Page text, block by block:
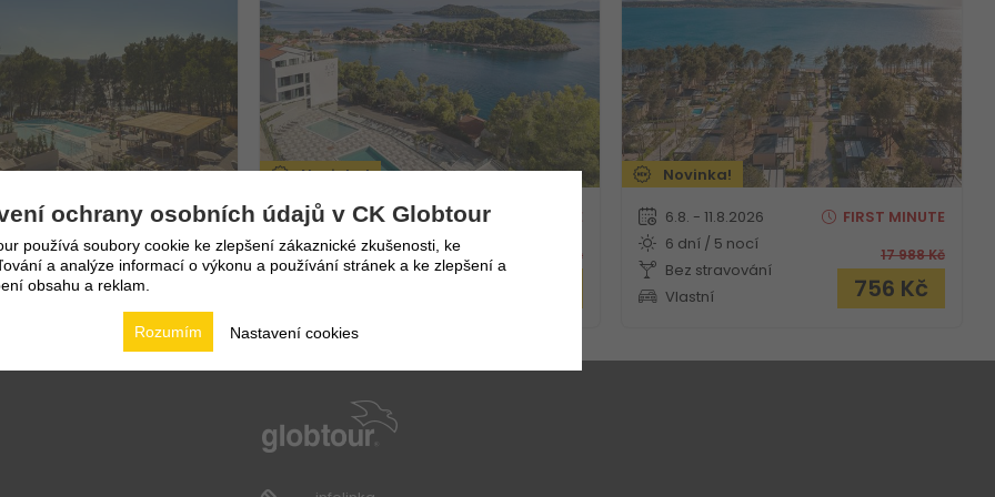
FIRSTMINUTE
43 215Kč
9 465
Novinka!
6.8. - 10.8.2026
5 dní / 4 nocí
Polopenze
FIRST
Kč
Novinka!
6.8. - 11.8.2026
6 dní / 5 nocí
Bez stravování
Vlastní
FIRST MINUTE
17 988Kč
756 Kč
ochrany osobních údajů v CK Globtour
používá soubory cookie ke zlepšení zákaznické zkušenosti, ke
a analýze informací o výkonu a používání stránek a ke zlepšení a
obsahu a reklam.
Nastavení cookies
Rozumím